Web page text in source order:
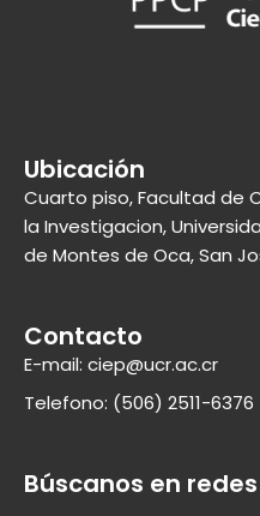
Ubicación
Cuarto piso, Facultad de
la Investigacion,
de Montes de Oca, San
Contacto
E-mail: ciep@ucr.ac.cr
Telefono: (506) 2511-6376
Búscanos en redes